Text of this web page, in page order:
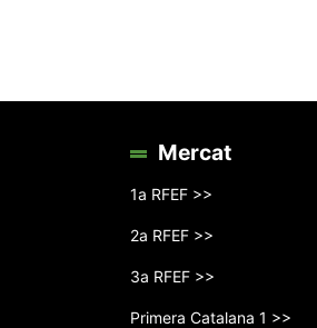
Mercat
1a RFEF >>
2a RFEF >>
3a RFEF >>
Primera Catalana 1 >>